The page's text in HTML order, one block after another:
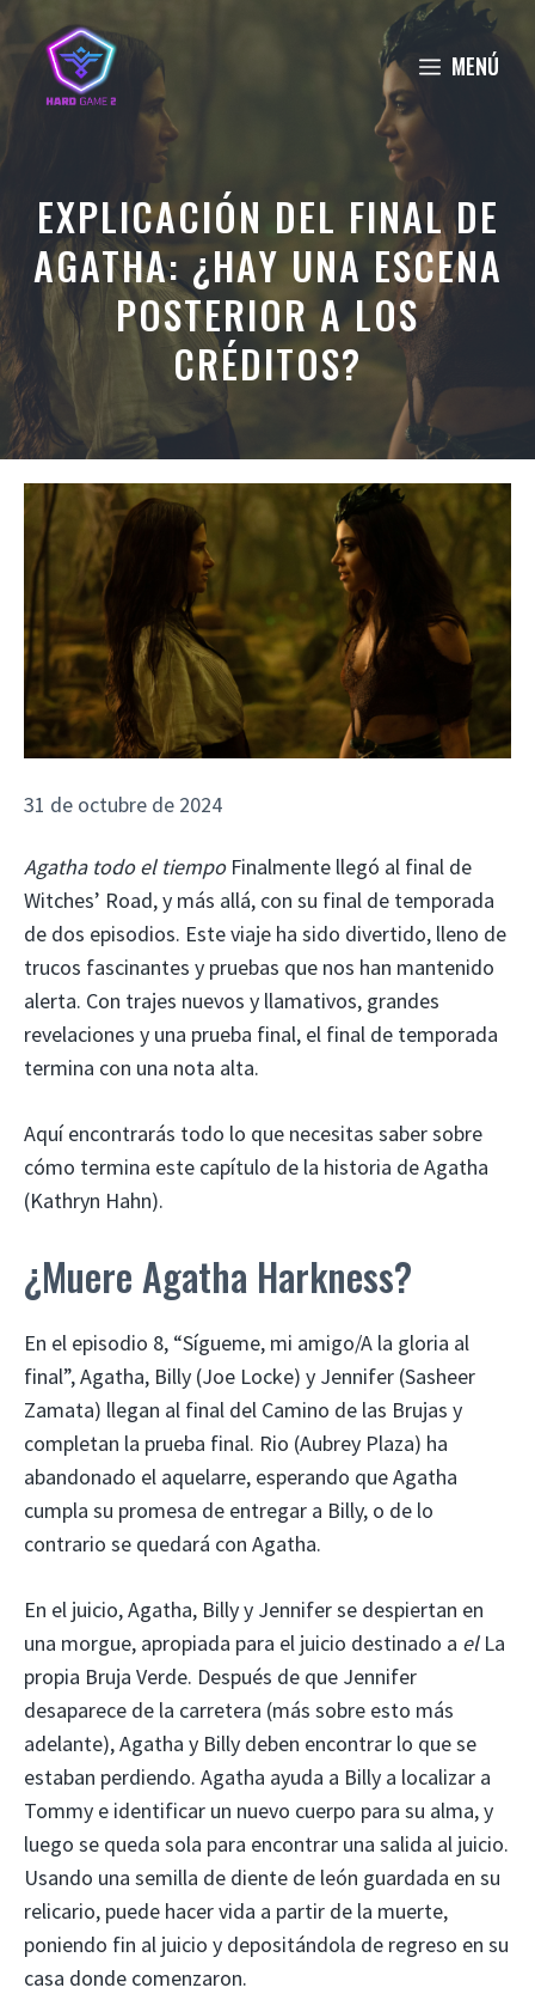
Saltar
contenido
MENÚ
EXPLICACIÓN DEL FINAL DE
AGATHA: ¿HAY UNA ESCENA
POSTERIOR A LOS
CRÉDITOS?
31 de octubre de 2024
Agatha todo el tiempoFinalmente llegó al final de
Witches’ Road, y más allá, con su final de temporada
de dos episodios. Este viaje ha sido divertido, lleno de
trucos fascinantes y pruebas que nos han mantenido
alerta. Con trajes nuevos y llamativos, grandes
revelaciones y una prueba final, el final de temporada
termina con una nota alta.
Aquí encontrarás todo lo que necesitas saber sobre
cómo termina este capítulo de la historia de Agatha
(Kathryn Hahn).
¿Muere Agatha Harkness?
En el episodio 8, “Sígueme, mi amigo/A la gloria al
final”, Agatha, Billy (Joe Locke) y Jennifer (Sasheer
Zamata) llegan al final del Camino de las Brujas y
completan la prueba final. Rio (Aubrey Plaza) ha
abandonado el aquelarre, esperando que Agatha
cumpla su promesa de entregar a Billy, o de lo
contrario se quedará con Agatha.
En el juicio, Agatha, Billy y Jennifer se despiertan en
una morgue, apropiada para el juicio destinado a el La
propia Bruja Verde. Después de que Jennifer
desaparece de la carretera (más sobre esto más
adelante), Agatha y Billy deben encontrar lo que se
estaban perdiendo. Agatha ayuda a Billy a localizar a
Tommy e identificar un nuevo cuerpo para su alma, y ​​
luego se queda sola para encontrar una salida al juicio.
Usando una semilla de diente de león guardada en su
relicario, puede hacer vida a partir de la muerte,
poniendo fin al juicio y depositándola de regreso en su
casa donde comenzaron.